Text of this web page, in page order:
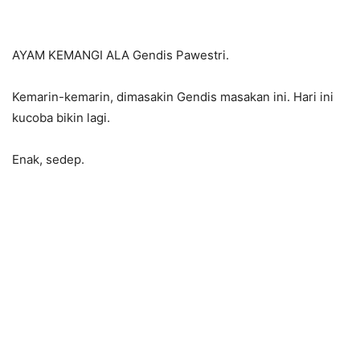
AYAM KEMANGI ALA Gendis Pawestri.
Kemarin-kemarin, dimasakin Gendis masakan ini. Hari ini
kucoba bikin lagi.
Enak, sedep.